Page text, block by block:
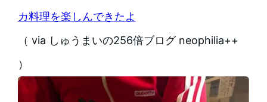
カ料理を楽しんできたよ
（ via しゅうまいの256倍ブログ neophilia++
）